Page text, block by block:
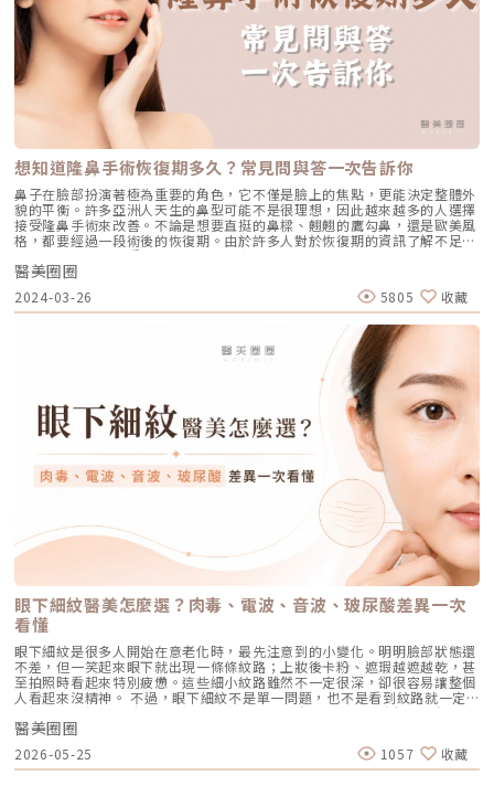
點帶到材料演進、細胞外基質與組織重建。楊仕安醫師、陳咸伸醫師、蘇承
偉醫師與張光正醫師，分別從材料發展、結構填充、細胞外基質再生與臉部
支撐切入，也讓「再生美學」不再是促進膠原生成，而是進一步連結材料特
性、組織反應與整體臉部結構。對消費者而言，與其急著追逐外泌體、
CaHA 或其他熱門再生療程，更重要的是先釐清自己在意的問題。新技術提
供更多選擇，但真正能否發揮價值，取決於適應症判斷與整體治療規劃。儀
器與手術持續進化，真正考驗的是臨床判斷醫美儀器持續更新，療程種類也
繁多，但真正左右治療結果的，從來不只是設備本身。本屆光電與整形外科
相關議程，將焦點放在能量選擇、適應症判斷、操作策略與醫療安全，也讓
技術進步背後所需要的臨床判斷更加清楚。在能量治療方面，莊德揚醫師從
單極電波的操作重點切入，分享如何提升治療穩定度與整體表現；王昭欽醫
師則聚焦微針電波，說明不同皮膚問題在設備選擇上的考量。蘇百川醫師將
討論拉回麻醉安全，從術前評估、臨床風險到緊急應變，提醒醫美治療不只
要追求效果，更要建立完整的安全防線。即使同樣被歸類為「電波」，不同
設備的作用層次、能量傳遞方式與適合族群仍可能不同，並不是能量越高或
探頭越新就一定更好。真正重要的是醫師能否依照皮膚條件與治療目標做出
判斷。療程規劃的討論，也進一步延伸至臉部結構、疤痕與複合治療。梁仲
斌醫師從中年族群的臉部年輕化切入，探討結構支撐與自然動態輪廓之間的
平衡；林政賢醫師分享無針噴射注射，在不同類型疤痕治療中的應用；蘇承
偉醫師則說明雙層複合式電波，如何配合不同組織層次。三項講題雖不同方
向，卻共同反映現今療程規劃已不再依賴單一設備，而是更重視皮膚條件、
組織層次與治療目的之間的整合。微創與整形外科議題，則把焦點帶到術前
設計與技術選擇。鄭煜彬醫師分享國產醫療設備在痘疤、多汗症及其他皮膚
問題上的臨床應用；吳健豪醫師從縮鼻翼的臨床經驗出發，說明手術與微創
方式在不同需求下的考量；王修含醫師則解析單極電波滑動式操作、熱傳導
與電極設計的應用重點。張耀仁醫師進一步介紹3D電腦輔助模擬在正顎手
術中的角色，讓術前規劃除了依靠醫師經驗，也能透過影像與數位工具提升
判斷的完整度。技術之外，醫療現場的應變能力同樣不可忽視。林譁誠醫師
以緊急醫療處置為題，張長正醫師分享雷射在疤痕早期介入中的應用，殷紹
閔醫師則聚焦抽脂安全與臨床經驗。這些議題或許不像新儀器與熱門療程那
樣吸睛，卻直接關係到治療品質與患者安全。對消費者而言，選擇光電療程
或手術時，不應只比較儀器世代、價格與案例照片。醫師是否熟悉設備特
性、能否判斷適應症，以及院所是否具備完整的術前評估與緊急應變能力，
才是療程安全、穩定進行的重要基礎。專業講座之外，展區也映照醫美市場
新方向除了專業講座，現場展區也集結注射產品、膠原增生材料、再生醫學
技術與能量設備。品牌人員透過產品展示與現場交流，說明不同技術的特色
及臨床應用方向。晶鑽生醫高德美醫學美容穎德國際上：曜妍生醫｜左下：
友華生技｜右下：寶齡富錦生技上：美康生物科技｜左下：Collamatrix 膠
原科技｜右下：TBMS 博而美國際左：杏綺實業｜右上：晨欣國際｜右下：
優擎科技從會場可以看見，「再生」、「支撐」與「複合治療」已成為醫美
產業的重要關鍵字。產品訴求不再只停留在局部填補或拉提，而是常連結膚
質改善、組織結構與整體治療規劃，也呼應本屆「再生美學進化論」的主
題。不過，新產品受到矚目，不代表適合每個人。對消費者而言，更重要的
是確認產品是否合法、醫師是否熟悉特性，以及治療規劃是否符合需求。醫
美持續進化，專業判斷更不能缺席第43屆台灣微整形美容醫學會研討會落下
帷幕，但會中提出的問題與觀點，並不會隨著活動結束而停止。新材料、儀
器與新療程持續出現，真正值得關注的，不只是技術又往前走了多少，而是
醫師如何重新理解老化、組織結構與治療之間的關係。當注射治療、再生醫
學、能量設備與整形外科放在同一張治療藍圖中，醫美不再只是單點改善，
而是重視整體評估、治療順序與不同技術之間的配合。每一項新技術要真正
info@newstardr.com◂◂🔹圖片案例為本診所治療並簽署授權書同意曝光🔹
任何治療效果皆因人而異，須由醫師當面與您溝通並進行評估
想知道隆鼻手術恢復期多久？常見問與答一次告訴你
鼻子在臉部扮演著極為重要的角色，它不僅是臉上的焦點，更能決定整體外
貌的平衡。許多亞洲人天生的鼻型可能不是很理想，因此越來越多的人選擇
接受隆鼻手術來改善。不論是想要直挺的鼻樑、翹翹的鷹勾鼻，還是歐美風
格，都要經過一段術後的恢復期。由於許多人對於恢復期的資訊了解不足，
這也成為遲遲未接受隆鼻手術的原因之一。到底隆鼻手術的恢復期需要多
久？術後應該如何進行護理？小編將針對這些常見問題進行整理和解答。如
果你也因此而感到困惑，不妨跟著小編一起來了解！隆鼻手術術後恢復期時
間每個人的隆鼻術後恢復期都會因手術的複雜程度和個人體質而有所不同，
通常大約需要3到6個月的時間。在這段期間中，恢復過程大致上可以分為以
下3個階段。 腫脹期手術後的第3至5天還是處在腫脹階段，通常第2天左右
血水會逐漸變少，但由於血管組織仍在康復中，鼻子可能會腫脹、出現瘀
青，或是發生有組織液和血水流出，這些都屬於正常情況。建議於鼻部兩側
進行冰敷可減輕不適，千萬要小心不要施加太大壓力在鼻子上。 消腫期手
術後大約第5天一直到30天，傷口已不會持續大量滲血。為了幫助消腫，可
以使用溫熱敷。另外，偶爾站起來走動可以促進血液和淋巴循環。在這段期
間裡，建議避免做激烈的運動，飲食上則要忌口辛辣刺激的食物。如果想嘗
試使用消腫點滴或其他中西醫方式來加速恢復，一定要先諮詢專業醫師的意
見，並且按照醫囑進行使用。 輔助恢復隆鼻手術後的第2至第4週，鼻部外
觀已逐漸接近自然狀態。但是，由於每個人的傷口恢復情況不同，形狀和高
度可能會有細微變化。在這段時間裡，可以輔助恢復讓腫脹情況趨緩自然，
例如輕柔按摩和熱敷，以加強局部血液循環。隆鼻手術恢復期的常見疑問解
答Q：隆鼻手術是使用哪種麻醉方式？隆鼻手術通常可以採用舒眠麻醉、全
身麻醉或局部麻醉。由於結構式隆鼻手術時間較長，很多醫師偏向使用全身
麻醉，因為需要插管，可以更好地保護呼吸道，避免血液往下流造成的問
題。相對地，舒眠麻醉下，患者靠自己呼吸，需要更小心血液或沖洗水往下
流的情況，以免影響肺部健康。局部麻醉雖然也可行，但較少用於結構性隆
鼻手術，大多用於傳統的L型隆鼻手術。然而，最終麻醉方式還是要視醫師
的習慣和患者的情況而定，因為每位醫師都有自己慣用的方式，選擇最安全
的方式才是最重要的。Q：隆鼻手術後可能引起鼻部不適的情況？隆鼻手術
是在鼻子的表皮和鼻內黏膜之間進行，並不會影響鼻子的結構，因此手術後
還是能夠正常呼吸，不會因為手術而造成呼吸阻礙。Q：隆鼻恢復期間有哪
些注意事項？手術後要特別留意保持傷口的清潔，同時要小心避免碰觸或擠
壓。尤其是在擤鼻涕時要溫柔一些，不可太用力。充足的睡眠對於傷口修復
非常重要，可以考慮在睡覺時稍微墊高枕頭，有利於消散瘀血。Q：隆鼻術
後可以攝取哪些食物？術後飲食應盡量清淡為主，不宜食用生冷或辛辣刺激
的食物，也最好避免菸酒。可以增加食用肉類或蛋白質，例如牛奶、雞肉
等，有助於傷口恢復。Q：隆鼻後如何加速消腫？由於每個人的消腫進度都
不同，通常隆鼻手術後大約30天左右腫漲感會消退。在手術後一開始3天
醫美圈圈
2024-03-26 5805 收藏
眼下細紋醫美怎麼選？肉毒、電波、音波、玻尿酸差異一次
看懂
眼下細紋是很多人開始在意老化時，最先注意到的小變化。明明臉部狀態還
不差，但一笑起來眼下就出現一條條紋路；上妝後卡粉、遮瑕越遮越乾，甚
至拍照時看起來特別疲憊。這些細小紋路雖然不一定很深，卻很容易讓整個
人看起來沒精神。 不過，眼下細紋不是單一問題，也不是看到紋路就一定
要打肉毒、打玻尿酸，或直接做電音波。眼周皮膚本來就比臉部其他部位更
薄，皮脂分泌較少，加上表情牽動、乾燥、膠原蛋白流失、淚溝凹陷或眼周
支撐下降，都可能讓眼下細紋變得更明顯。 所以想改善眼下細紋，第一步
不是問「哪個療程最有效」，而是先搞清楚：你的眼下細紋到底是怎麼來
的？眼下細紋為什麼會出現？ 眼下細紋通常不是突然冒出來，而是多種因
醫美圈圈
2026-05-25 1057 收藏